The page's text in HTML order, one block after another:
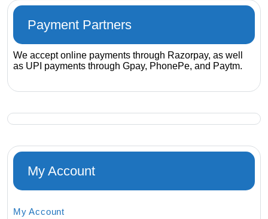
Payment Partners
We accept online payments through Razorpay, as well
as UPI payments through Gpay, PhonePe, and Paytm.
My Account
My Account